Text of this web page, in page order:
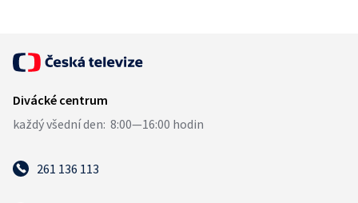
261 136 113